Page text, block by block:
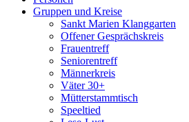
Gruppen und Kreise
Sankt Marien Klanggarten
Offener Gesprächskreis
Frauentreff
Seniorentreff
Männerkreis
Väter 30+
Mütterstammtisch
Speeltied